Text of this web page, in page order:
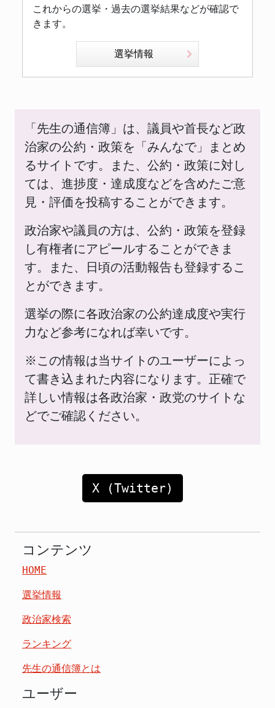
これからの選挙・過去の選挙結果などが確認で
きます。
選挙情報
「先生の通信簿」は、議員や首長など政
治家の公約・政策を「みんなで」まとめ
るサイトです。また、公約・政策に対し
ては、進捗度・達成度などを含めたご意
見・評価を投稿することができます。
政治家や議員の方は、公約・政策を登録
し有権者にアピールすることができま
す。また、日頃の活動報告も登録するこ
とができます。
選挙の際に各政治家の公約達成度や実行
力など参考になれば幸いです。
※この情報は当サイトのユーザーによっ
て書き込まれた内容になります。正確で
詳しい情報は各政治家・政党のサイトな
どでご確認ください。
X (Twitter)
コンテンツ
HOME
選挙情報
政治家検索
ランキング
先生の通信簿とは
ユーザー